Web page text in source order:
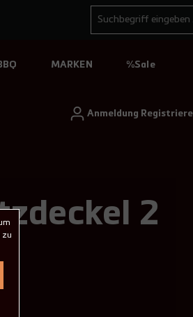
MARKEN %Sale
Anmeldung
2
zu